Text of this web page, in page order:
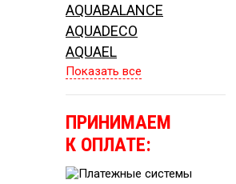
AQUABALANCE
AQUADECO
AQUAEL
Показать все
ПРИНИМАЕМ
К ОПЛАТЕ: